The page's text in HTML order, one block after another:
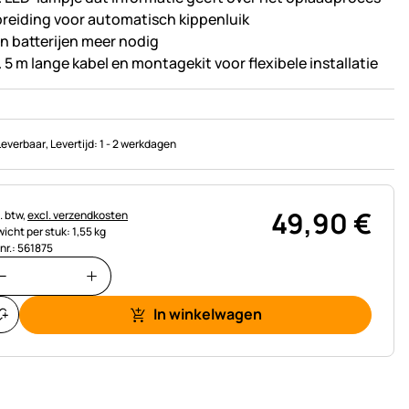
voor automatisch kippenluik
batterijen meer nodig
5 m lange kabel en montagekit voor flexibele installatie
, Levertijd:1 - 2 werkdagen
btw,excl. verzendkosten
per stuk: 1,55 kg
561875
49,90€
In winkelwagen